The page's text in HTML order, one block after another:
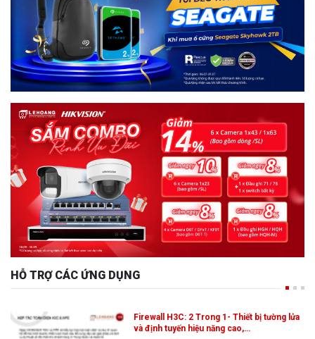
HỖ TRỢ CÁC ỨNG DỤNG
và định tuyến hiệu năng cao,…